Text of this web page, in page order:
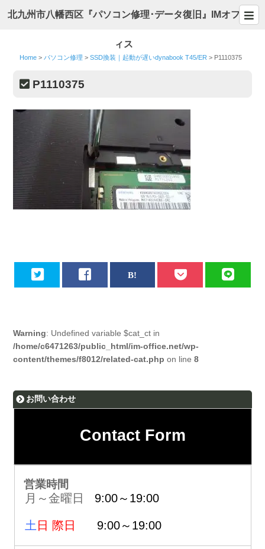
北九州市八幡西区『パソコン修理･データ復旧』IMオフ
ィス
Home > パソコン修理 >SSD換装｜起動が遅いdynabook T45/ER > P1110375
P1110375
Warning: Undefined variable $cat_ct in
/home/c6471263/public_html/im-office.net/wp-
content/themes/f8012/related-cat.php on line8
お問い合わせ
Contact Form
営業時間
月～金曜日 9:00～19:00
土 日 際日 9:00～19:00